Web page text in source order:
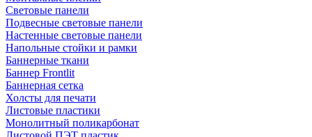
Световые панели
Подвесные световые панели
Настенные световые панели
Напольные стойки и рамки
Баннерные ткани
Баннер Frontlit
Баннерная сетка
Холсты для печати
Листовые пластики
Монолитный поликарбонат